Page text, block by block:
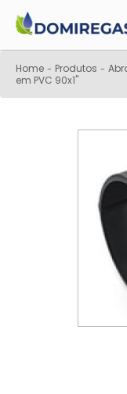
Home - Produtos -
em PVC 90x1"